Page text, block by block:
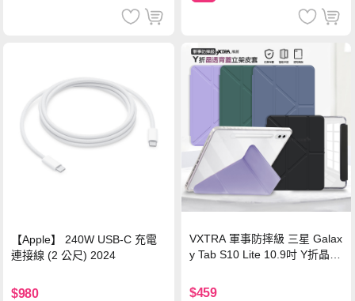
【Apple】 240W USB-C 充電
連接線 (2 公尺) 2024
$980
VXTRA 軍事防摔級 三星 Galax
y Tab S10 Lite 10.9吋 Y折晶透
$459